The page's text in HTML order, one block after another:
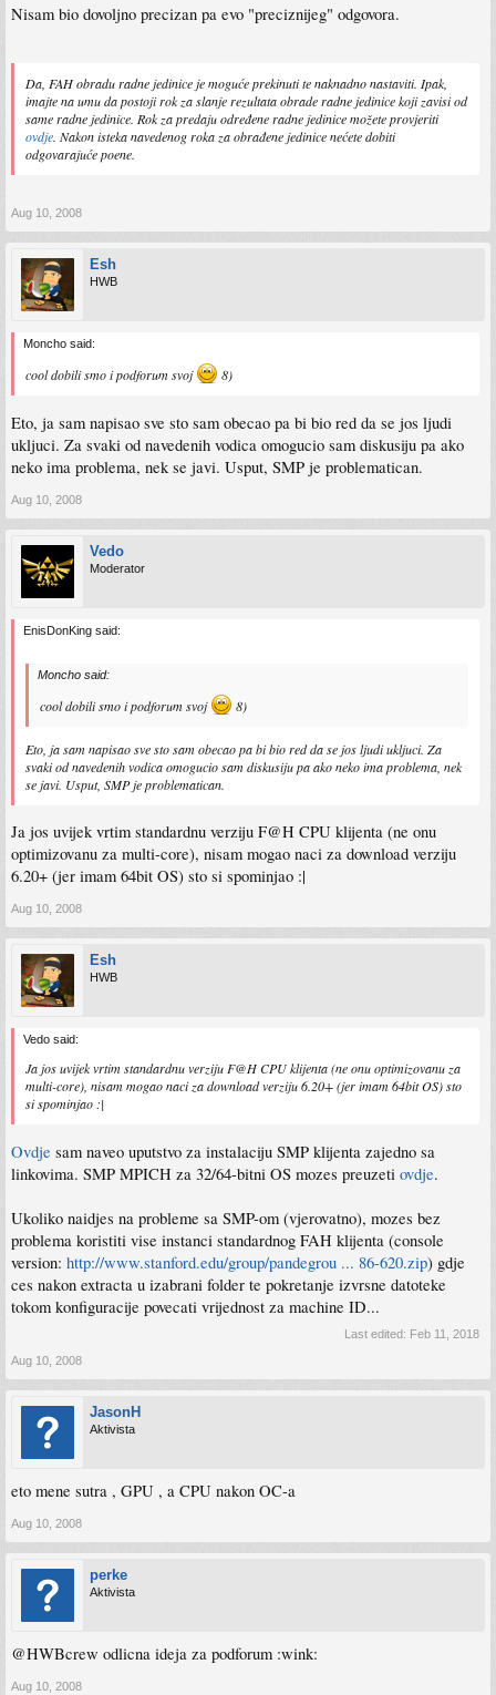
Nisam bio dovoljno precizan pa evo "preciznijeg" odgovora.
Da, FAH obradu radne jedinice je moguće prekinuti te naknadno nastaviti. Ipak,
imajte na umu da postoji rok za slanje rezultata obrade radne jedinice koji zavisi od
same radne jedinice. Rok za predaju određene radne jedinice možete provjeriti
ovdje. Nakon isteka navedenog roka za obrađene jedinice nećete dobiti
odgovarajuće poene.
Aug 10, 2008
Esh
HWB
Moncho said:
cool dobili smo i podforum svoj 8)
Eto, ja sam napisao sve sto sam obecao pa bi bio red da se jos ljudi
ukljuci. Za svaki od navedenih vodica omogucio sam diskusiju pa ako
neko ima problema, nek se javi. Usput, SMP je problematican.
Aug 10, 2008
Vedo
Moderator
EnisDonKing said:
Moncho said:
cool dobili smo i podforum svoj 8)
Eto, ja sam napisao sve sto sam obecao pa bi bio red da se jos ljudi ukljuci. Za
svaki od navedenih vodica omogucio sam diskusiju pa ako neko ima problema, nek
se javi. Usput, SMP je problematican.
Ja jos uvijek vrtim standardnu verziju F@H CPU klijenta (ne onu
optimizovanu za multi-core), nisam mogao naci za download verziju
6.20+ (jer imam 64bit OS) sto si spominjao :|
Aug 10, 2008
Esh
HWB
Vedo said:
Ja jos uvijek vrtim standardnu verziju F@H CPU klijenta (ne onu optimizovanu za
multi-core), nisam mogao naci za download verziju 6.20+ (jer imam 64bit OS) sto
si spominjao :|
Ovdje sam naveo uputstvo za instalaciju SMP klijenta zajedno sa
linkovima. SMP MPICH za 32/64-bitni OS mozes preuzeti ovdje.
Ukoliko naidjes na probleme sa SMP-om (vjerovatno), mozes bez
problema koristiti vise instanci standardnog FAH klijenta (console
version: http://www.stanford.edu/group/pandegrou ... 86-620.zip) gdje
ces nakon extracta u izabrani folder te pokretanje izvrsne datoteke
tokom konfiguracije povecati vrijednost za machine ID...
Last edited: Feb 11, 2018
Aug 10, 2008
JasonH
Aktivista
eto mene sutra , GPU , a CPU nakon OC-a
Aug 10, 2008
perke
Aktivista
@HWBcrew odlicna ideja za podforum :wink:
Aug 10, 2008